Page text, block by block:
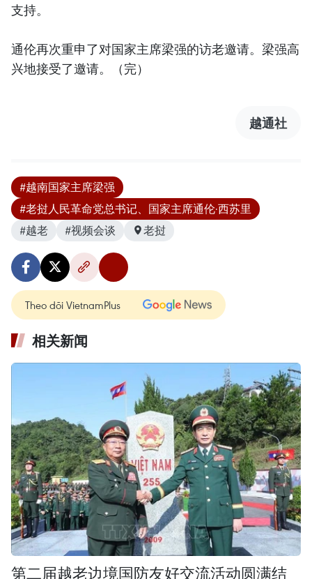
支持。
通伦再次重申了对国家主席梁强的访老邀请。梁强高
兴地接受了邀请。（完）
越通社
#越南国家主席梁强
#老挝人民革命党总书记、国家主席通伦·西苏里
#越老
#视频会谈 老挝
Theo dõi VietnamPlus
相关新闻
第二届越老边境国防友好交流活动圆满结